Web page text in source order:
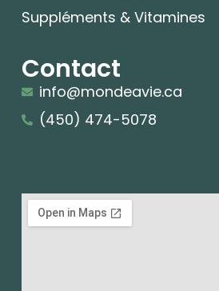
Suppléments & Vitamines
Contact
info@mondeavie.ca
(450) 474-5078